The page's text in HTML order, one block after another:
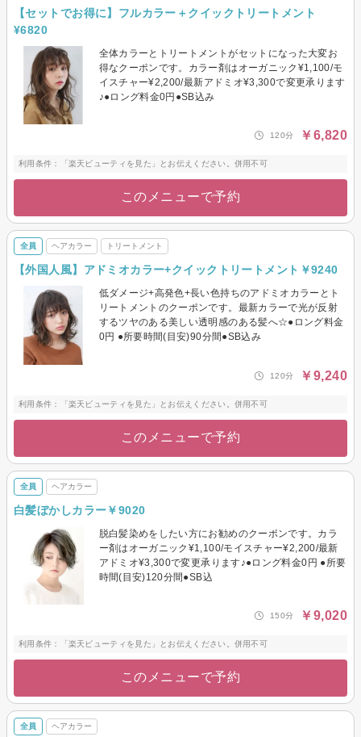
【セットでお得に】フルカラー＋クイックトリートメント
¥6820
全体カラーとトリートメントがセットになった大変お
得なクーポンです。カラー剤はオーガニック¥1,100/モ
イスチャー¥2,200/最新アドミオ¥3,300で変更承ります
♪●ロング料金0円●SB込み
120分 ￥6,820
利用条件：「楽天ビューティを見た」とお伝えください。併用不可
このメニューで予約
全員 ヘアカラー トリートメント
【外国人風】アドミオカラー+クイックトリートメント￥9240
低ダメージ+高発色+長い色持ちのアドミオカラーとト
リートメントのクーポンです。最新カラーで光が反射
するツヤのある美しい透明感のある髪へ☆●ロング料金
0円 ●所要時間(目安)90分間●SB込み
120分 ￥9,240
利用条件：「楽天ビューティを見た」とお伝えください。併用不可
このメニューで予約
全員 ヘアカラー
白髪ぼかしカラー￥9020
脱白髪染めをしたい方にお勧めのクーポンです。カラ
ー剤はオーガニック¥1,100/モイスチャー¥2,200/最新
アドミオ¥3,300で変更承ります♪●ロング料金0円 ●所要
時間(目安)120分間●SB込
150分 ￥9,020
利用条件：「楽天ビューティを見た」とお伝えください。併用不可
このメニューで予約
全員 ヘアカラー